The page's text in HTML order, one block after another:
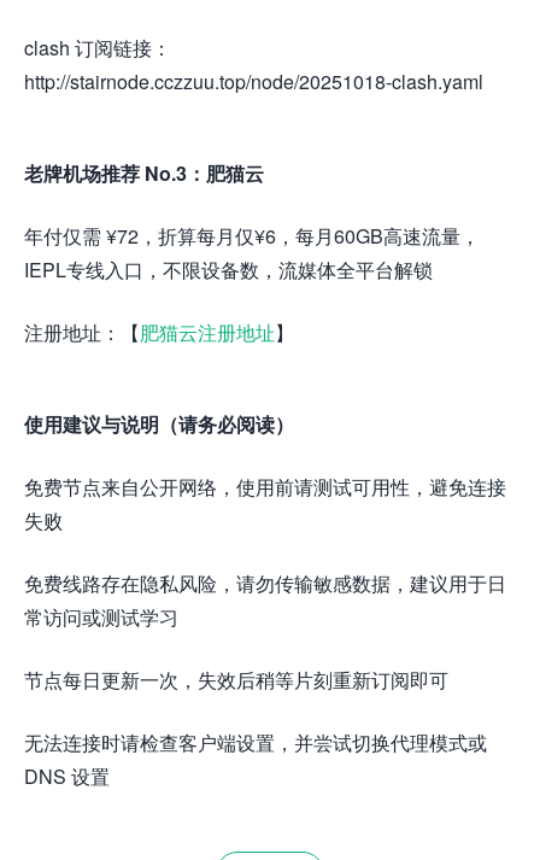
clash 订阅链接：
http://stairnode.cczzuu.top/node/20251018-clash.yaml
老牌机场推荐 No.3：肥猫云
年付仅需 ¥72，折算每月仅¥6，每月60GB高速流量，
IEPL专线入口，不限设备数，流媒体全平台解锁
注册地址：【肥猫云注册地址】
使用建议与说明（请务必阅读）
免费节点来自公开网络，使用前请测试可用性，避免连接
失败
免费线路存在隐私风险，请勿传输敏感数据，建议用于日
常访问或测试学习
节点每日更新一次，失效后稍等片刻重新订阅即可
无法连接时请检查客户端设置，并尝试切换代理模式或
DNS 设置